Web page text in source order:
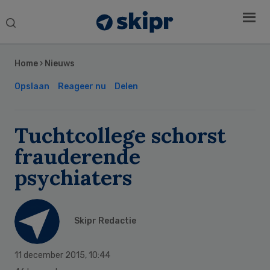
Search
Home › Nieuws
Opslaan Reageer nu Delen
Tuchtcollege schorst
frauderende
psychiaters
Skipr Redactie
11 december 2015, 10:44
Sidebar